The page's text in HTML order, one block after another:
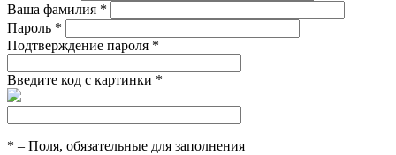
Ваша фамилия *
Пароль *
Подтверждение пароля *
Введите код с картинки *
* – Поля, обязательные для заполнения